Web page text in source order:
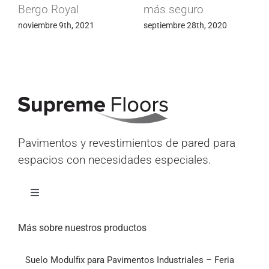
componentes
electrónicos
abril 15th, 2020
Pavimentos y revestimientos de pared para
navegación